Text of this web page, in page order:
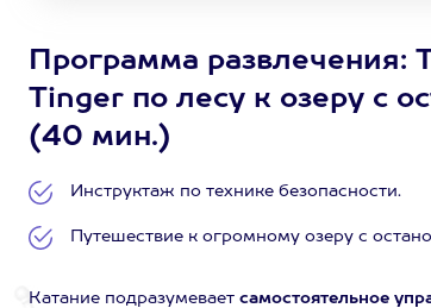
Программа развлечения:
Tinger по лесу к озеру с
(40 мин.)
Инструктаж по технике безопасности.
Путешествие к огромному озеру с
Катание подразумевает самостоятельное